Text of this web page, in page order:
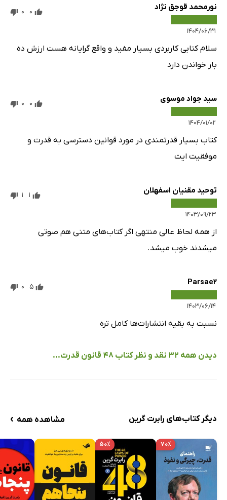
نورمحمد قوجق نژاد
۱۴۰۴/۰۶/۳۱
0
0
سلام کتابی کاربردی بسیار مفید و واقع گرایانه هست ارزش ده
بار خواندن دارد
سید جواد موسوی
۱۴۰۴/۰۱/۰۲
0
0
کتاب بسیار قدرتمندی در مورد قوانین دسترسی به قدرت و
موفقیت ایت
توحید مقنیان اسفهلان
۱۴۰۳/۰۹/۲۳
1
1
از همه لحاظ عالی منتهی اگر کتاب‌های متنی هم صوتی
میشدند خوب میشد.
Parsae2
۱۴۰۳/۰۶/۱۴
5
0
نسبت به بقیه انتشارات‌ها کامل تره
دیدن همه 32 نقد و نظر کتاب 48 قانون قدرت...
دیگر کتاب‌های رابرت گرین مشاهده همه ›
۷۰٪ ۵۰٪